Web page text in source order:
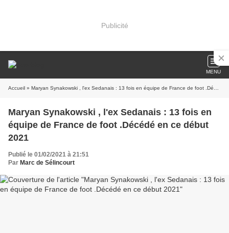
Publicité
MENU
Accueil » Maryan Synakowski , l'ex Sedanais : 13 fois en équipe de France de foot .Décédé en ce début 2021
Maryan Synakowski , l'ex Sedanais : 13 fois en
équipe de France de foot .Décédé en ce début
2021
Publié le 01/02/2021 à 21:51
Par Marc de Sélincourt